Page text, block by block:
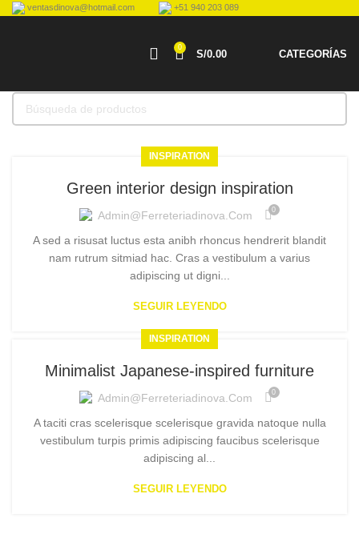
ventasdinova@hotmail.com +51 940 203 089
0
S/0.00 CATEGORÍAS
INSPIRATION
Green interior design inspiration
Admin@ferreteriadinova.com 0
A sed a risusat luctus esta anibh rhoncus hendrerit blandit
nam rutrum sitmiad hac. Cras a vestibulum a varius
adipiscing ut digni...
SEGUIR LEYENDO
INSPIRATION
Minimalist Japanese-inspired furniture
Admin@ferreteriadinova.com 0
A taciti cras scelerisque scelerisque gravida natoque nulla
vestibulum turpis primis adipiscing faucibus scelerisque
adipiscing al...
SEGUIR LEYENDO